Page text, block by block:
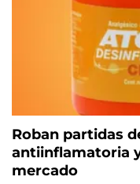
Roban partidas
antiinflamatoria
mercado